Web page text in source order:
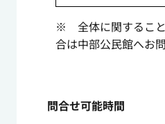
※ 全体に関するこ
合は中部公民館へお
問合せ可能時間